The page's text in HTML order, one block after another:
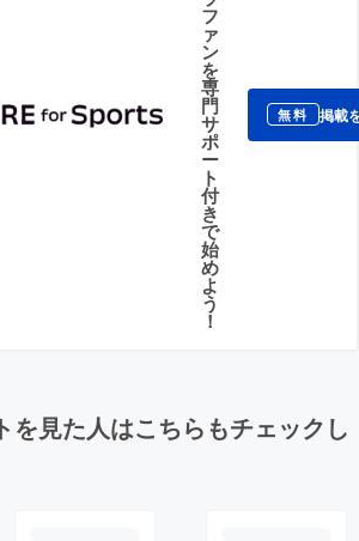
フ
ァ
ン
を
専
門
サ
ポ
ー
ト
付
き
で
始
め
よ
う
！
無料 掲載
を見た人はこちらもチェックし